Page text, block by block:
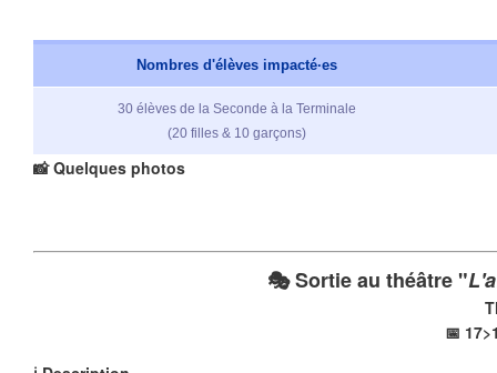
Nombres d'élèves impacté·es
30 élèves de la Seconde à la Terminale
(20 filles & 10 garçons)
📸 Quelques photos
🎭 Sortie au théâtre "
📅